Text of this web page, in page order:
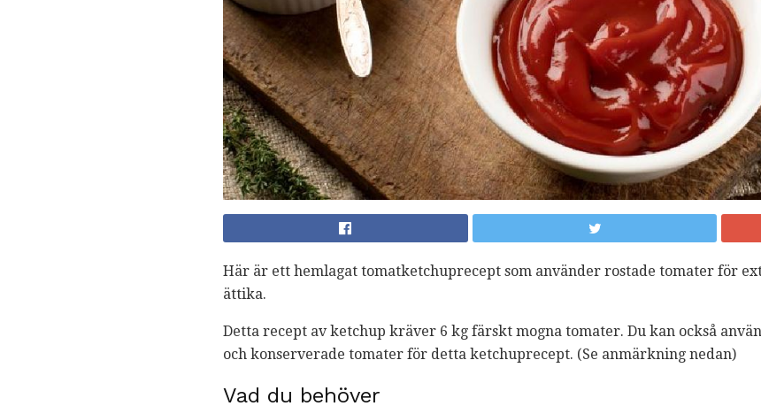
Här är ett hemlagat tomatketchuprecept som använder rostade tomater för
ättika.
Detta recept av ketchup kräver 6 kg färskt mogna tomater. Du kan också
och konserverade tomater för detta ketchuprecept. (Se anmärkning nedan)
Vad du behöver